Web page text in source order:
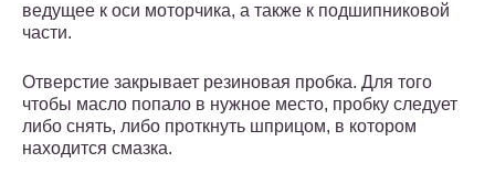
ведущее к оси моторчика, а также к подшипниковой
части.
Отверстие закрывает резиновая пробка. Для того
чтобы масло попало в нужное место, пробку следует
либо снять, либо проткнуть шприцом, в котором
находится смазка.